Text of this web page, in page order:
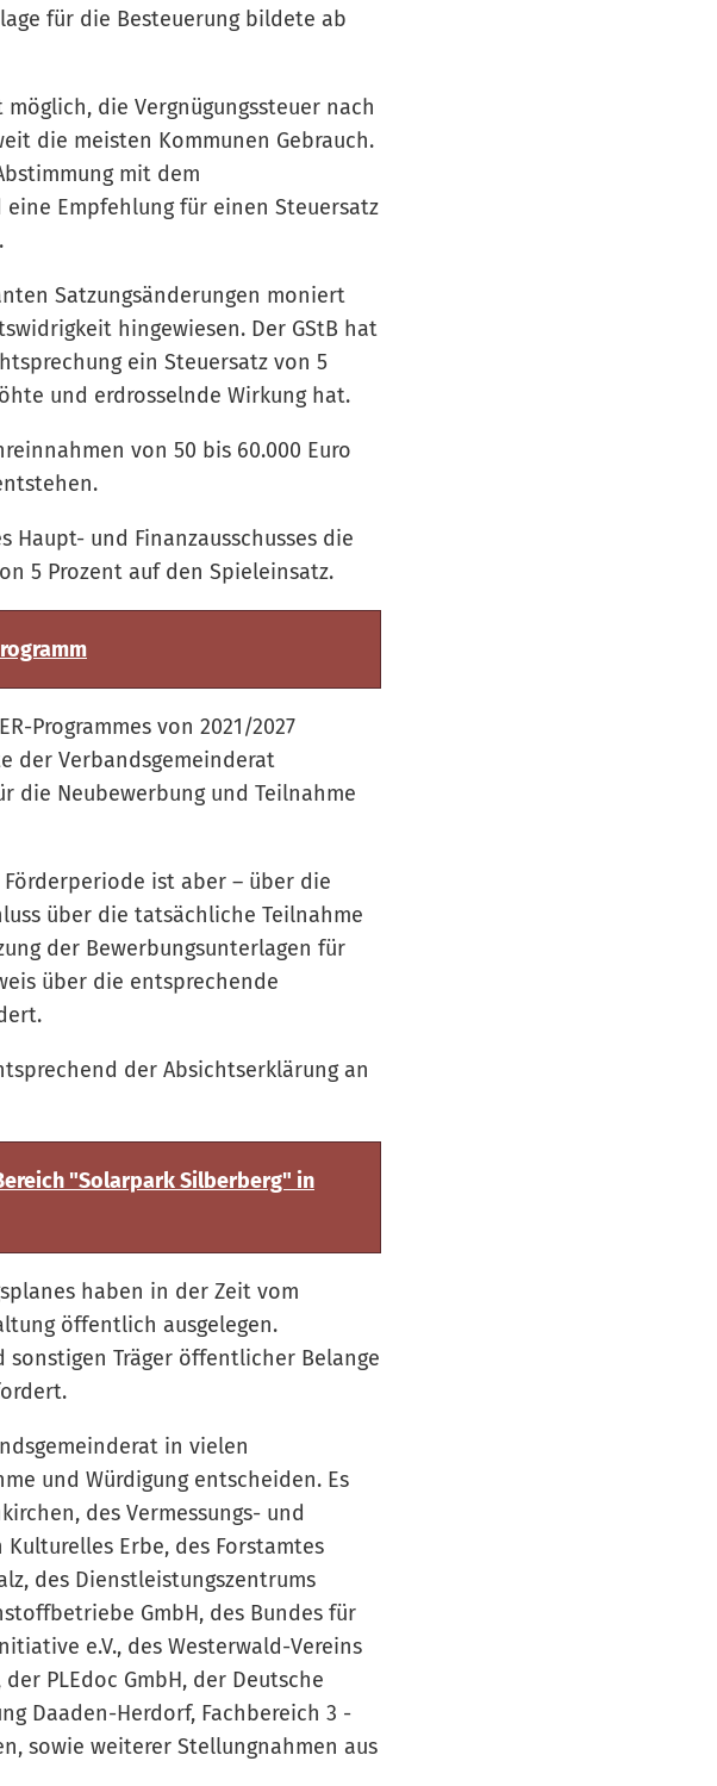
für die Besteuerung bildete ab
die Vergnügungssteuer nach
die meisten Kommunen Gebrauch.
mit dem
Empfehlung für einen Steuersatz
Satzungsänderungen moniert
hingewiesen. Der GStB hat
ein Steuersatz von 5
und erdrosselnde Wirkung hat.
von 50 bis 60.000 Euro
Haupt- und Finanzausschusses die
5 Prozent auf den Spieleinsatz.
Programmes von 2021/2027
der Verbandsgemeinderat
die Neubewerbung und Teilnahme
ist aber – über die
über die tatsächliche Teilnahme
der Bewerbungsunterlagen für
über die entsprechende
der Absichtserklärung an
"Solarpark Silberberg" in
haben in der Zeit vom
öffentlich ausgelegen.
sonstigen Träger öffentlicher Belange
in vielen
und Würdigung entscheiden. Es
des Vermessungs- und
Erbe, des Forstamtes
des Dienstleistungszentrums
GmbH, des Bundes für
e.V., des Westerwald-Vereins
PLEdoc GmbH, der Deutsche
Daaden-Herdorf, Fachbereich 3 -
sowie weiterer Stellungnahmen aus